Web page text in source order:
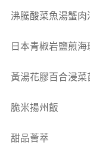
沸騰酸菜魚湯蟹肉
日本青椒岩鹽煎海
黃湯花膠百合浸菜
脆米揚州飯
甜品薈萃